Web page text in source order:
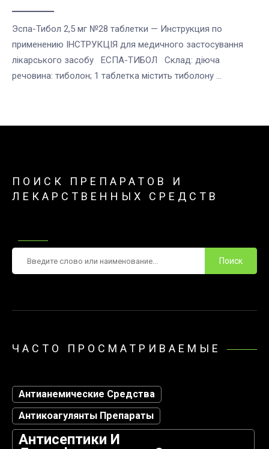
Эспа-Тибол 2,5 мг №28 таблетки — Инструкция по
применению ІНСТРУКЦІЯ для медичного застосування
лікарського засобу ЕСПА-ТИБОЛ Склад: діюча
речовина: тиболон; 1 таблетка містить тиболону ...
ПОИСК ПРЕПАРАТОВ И
ЛЕКАРСТВЕННЫХ СРЕДСТВ
Поиск
ЧАСТО ПРОСМАТРИВАЕМЫЕ
Антианемические Средства
Антикоагулянты Препараты
Антисептики И